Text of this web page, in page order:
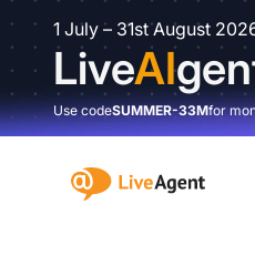
1 July – 31st August
LiveAI
Use codeSUMMER-33Mfor
:site.title